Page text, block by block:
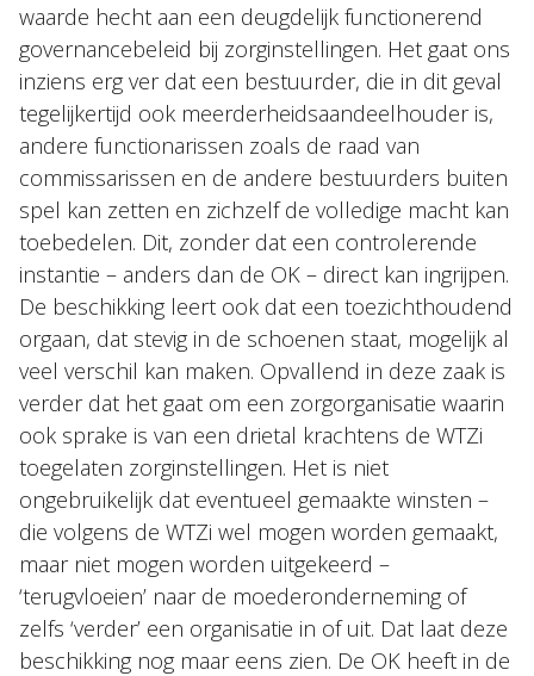
waarde hecht aan een deugdelijk functionerend
governancebeleid bij zorginstellingen. Het gaat ons
inziens erg ver dat een bestuurder, die in dit geval
tegelijkertijd ook meerderheidsaandeelhouder is,
andere functionarissen zoals de raad van
commissarissen en de andere bestuurders buiten
spel kan zetten en zichzelf de volledige macht kan
toebedelen. Dit, zonder dat een controlerende
instantie – anders dan de OK – direct kan ingrijpen.
De beschikking leert ook dat een toezichthoudend
orgaan, dat stevig in de schoenen staat, mogelijk al
veel verschil kan maken. Opvallend in deze zaak is
verder dat het gaat om een zorgorganisatie waarin
ook sprake is van een drietal krachtens de WTZi
toegelaten zorginstellingen. Het is niet
ongebruikelijk dat eventueel gemaakte winsten –
die volgens de WTZi wel mogen worden gemaakt,
maar niet mogen worden uitgekeerd –
‘terugvloeien’ naar de moederonderneming of
zelfs ‘verder’ een organisatie in of uit. Dat laat deze
beschikking nog maar eens zien. De OK heeft in de